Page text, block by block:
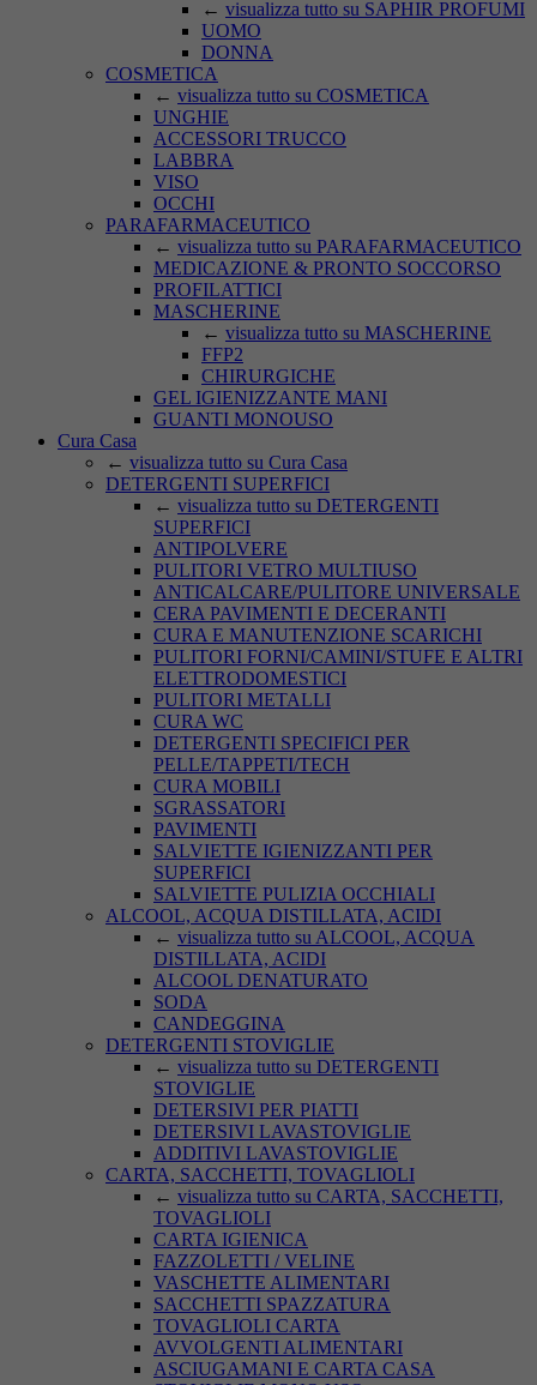
← visualizza tutto su SAPHIR PROFUMI
UOMO
DONNA
COSMETICA
← visualizza tutto su COSMETICA
UNGHIE
ACCESSORI TRUCCO
LABBRA
VISO
OCCHI
PARAFARMACEUTICO
← visualizza tutto su PARAFARMACEUTICO
MEDICAZIONE & PRONTO SOCCORSO
PROFILATTICI
MASCHERINE
← visualizza tutto su MASCHERINE
FFP2
CHIRURGICHE
GEL IGIENIZZANTE MANI
GUANTI MONOUSO
Cura Casa
← visualizza tutto su Cura Casa
DETERGENTI SUPERFICI
← visualizza tutto su DETERGENTI
SUPERFICI
ANTIPOLVERE
PULITORI VETRO MULTIUSO
ANTICALCARE/PULITORE UNIVERSALE
CERA PAVIMENTI E DECERANTI
CURA E MANUTENZIONE SCARICHI
PULITORI FORNI/CAMINI/STUFE E ALTRI
ELETTRODOMESTICI
PULITORI METALLI
CURA WC
DETERGENTI SPECIFICI PER
PELLE/TAPPETI/TECH
CURA MOBILI
SGRASSATORI
PAVIMENTI
SALVIETTE IGIENIZZANTI PER
SUPERFICI
SALVIETTE PULIZIA OCCHIALI
ALCOOL, ACQUA DISTILLATA, ACIDI
← visualizza tutto su ALCOOL, ACQUA
DISTILLATA, ACIDI
ALCOOL DENATURATO
SODA
CANDEGGINA
DETERGENTI STOVIGLIE
← visualizza tutto su DETERGENTI
STOVIGLIE
DETERSIVI PER PIATTI
DETERSIVI LAVASTOVIGLIE
ADDITIVI LAVASTOVIGLIE
CARTA, SACCHETTI, TOVAGLIOLI
← visualizza tutto su CARTA, SACCHETTI,
TOVAGLIOLI
CARTA IGIENICA
FAZZOLETTI / VELINE
VASCHETTE ALIMENTARI
SACCHETTI SPAZZATURA
TOVAGLIOLI CARTA
AVVOLGENTI ALIMENTARI
ASCIUGAMANI E CARTA CASA